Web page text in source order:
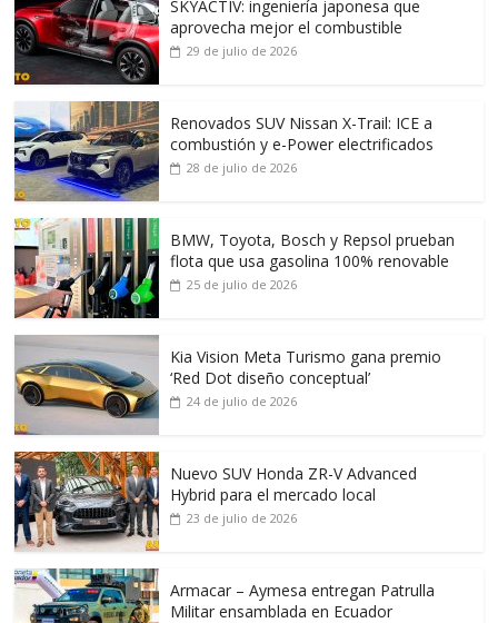
SKYACTIV: ingeniería japonesa que
aprovecha mejor el combustible
29 de julio de 2026
Renovados SUV Nissan X-Trail: ICE a
combustión y e-Power electrificados
28 de julio de 2026
BMW, Toyota, Bosch y Repsol prueban
flota que usa gasolina 100% renovable
25 de julio de 2026
Kia Vision Meta Turismo gana premio
‘Red Dot diseño conceptual’
24 de julio de 2026
Nuevo SUV Honda ZR-V Advanced
Hybrid para el mercado local
23 de julio de 2026
Armacar – Aymesa entregan Patrulla
Militar ensamblada en Ecuador